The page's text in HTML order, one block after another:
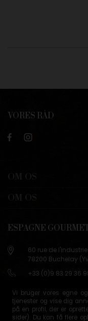
Vi bruger vores egne
tjenester og vise dig
på en profil, der er
sider). Du kan få flere
VORES RÅD
ESPAGNE
60 rue de
78200 Buchelay
+33 (0)9 83 29 36
78200 Buchelay
Contactez-nous